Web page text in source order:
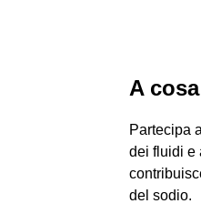
A
Partecipa
dei fluidi e
del sodio.